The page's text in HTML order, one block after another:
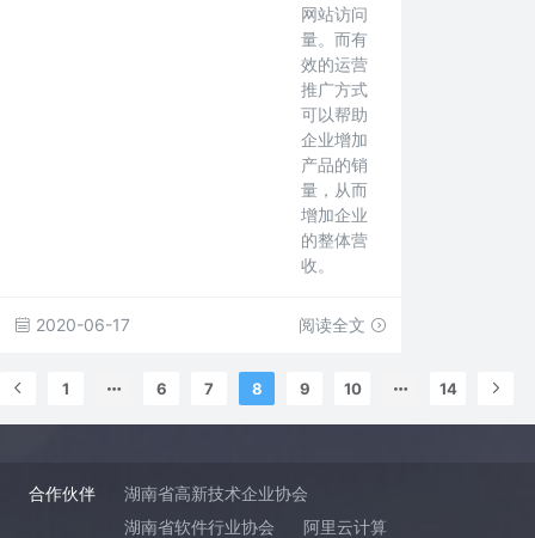
网站访问
量。而有
效的运营
推广方式
可以帮助
企业增加
产品的销
量，从而
增加企业
的整体营
收。
2020-06-17 阅读全文
1 6 7 8 9 10 14
合作伙伴
湖南省高新技术企业协会
湖南省软件行业协会
阿里云计算